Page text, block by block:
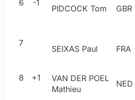
6 -1
PIDCOCK Tom GBR
7
SEIXAS Paul FRA
8 +1
VAN DER POEL
Mathieu
NED